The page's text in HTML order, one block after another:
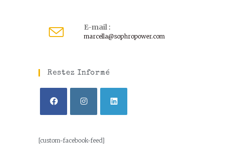
E-mail :
marcella@sophropower.com
Restez Informé
[custom-facebook-feed]